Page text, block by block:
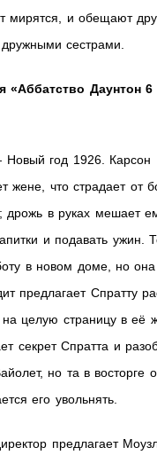
мирятся, и обещают
сестрами.
«Аббатство Даунтон 6
год 1926. Карсон
жене, что страдает от
дрожь в руках мешает
и подавать ужин.
в новом доме, но
предлагает Спратту
на целую страницу в её
секрет Спратта и
но та в восторге
его увольнять.
предлагает